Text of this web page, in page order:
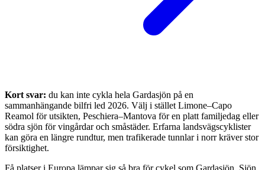
Kort svar: du kan inte cykla hela Gardasjön på en
sammanhängande bilfri led 2026. Välj i stället Limone–Capo
Reamol för utsikten, Peschiera–Mantova för en platt familjedag eller
södra sjön för vingårdar och småstäder. Erfarna landsvägscyklister
kan göra en längre rundtur, men trafikerade tunnlar i norr kräver stor
försiktighet.
Få platser i Europa lämpar sig så bra för cykel som Gardasjön. Sjön